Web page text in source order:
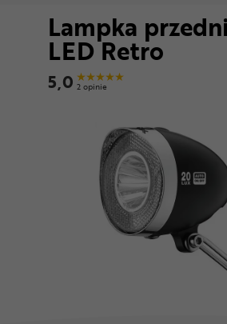
Stopka
Mapa strony
Kaski
Buty
Odżywki
Nowości
Superoferta
Lampka
LED Retro
5,0 2 opinie